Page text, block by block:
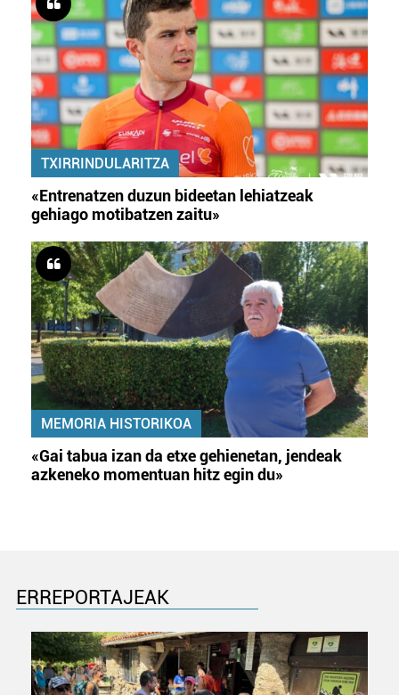
TXIRRINDULARITZA
«Entrenatzen duzun bideetan lehiatzeak
gehiago motibatzen zaitu»
MEMORIA HISTORIKOA
«Gai tabua izan da etxe gehienetan, jendeak
azkeneko momentuan hitz egin du»
ERREPORTAJEAK